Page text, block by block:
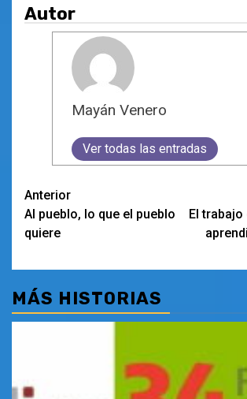
Autor
Mayán Venero
Ver todas las entradas
Navegación
de
Anterior
Al pueblo, lo que el pueblo
quiere
El
MÁS HISTORIAS